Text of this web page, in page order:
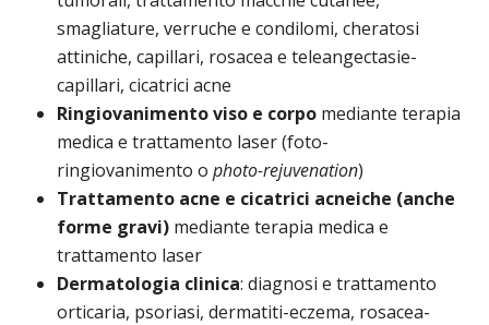
smagliature, verruche e condilomi, cheratosi
attiniche, capillari, rosacea e teleangectasie-
capillari, cicatrici acne
Ringiovanimento viso e corpo mediante terapia
medica e trattamento laser (foto-
ringiovanimento ophoto-rejuvenation)
Trattamento acne e cicatrici acneiche (anche
forme gravi) mediante terapia medica e
trattamento laser
Dermatologia clinica: diagnosi e trattamento
orticaria, psoriasi, dermatiti-eczema, rosacea-